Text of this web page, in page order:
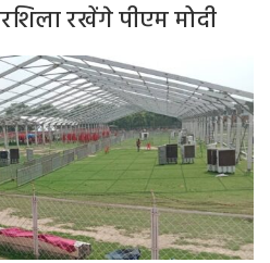
रखेंगे पीएम मोदी